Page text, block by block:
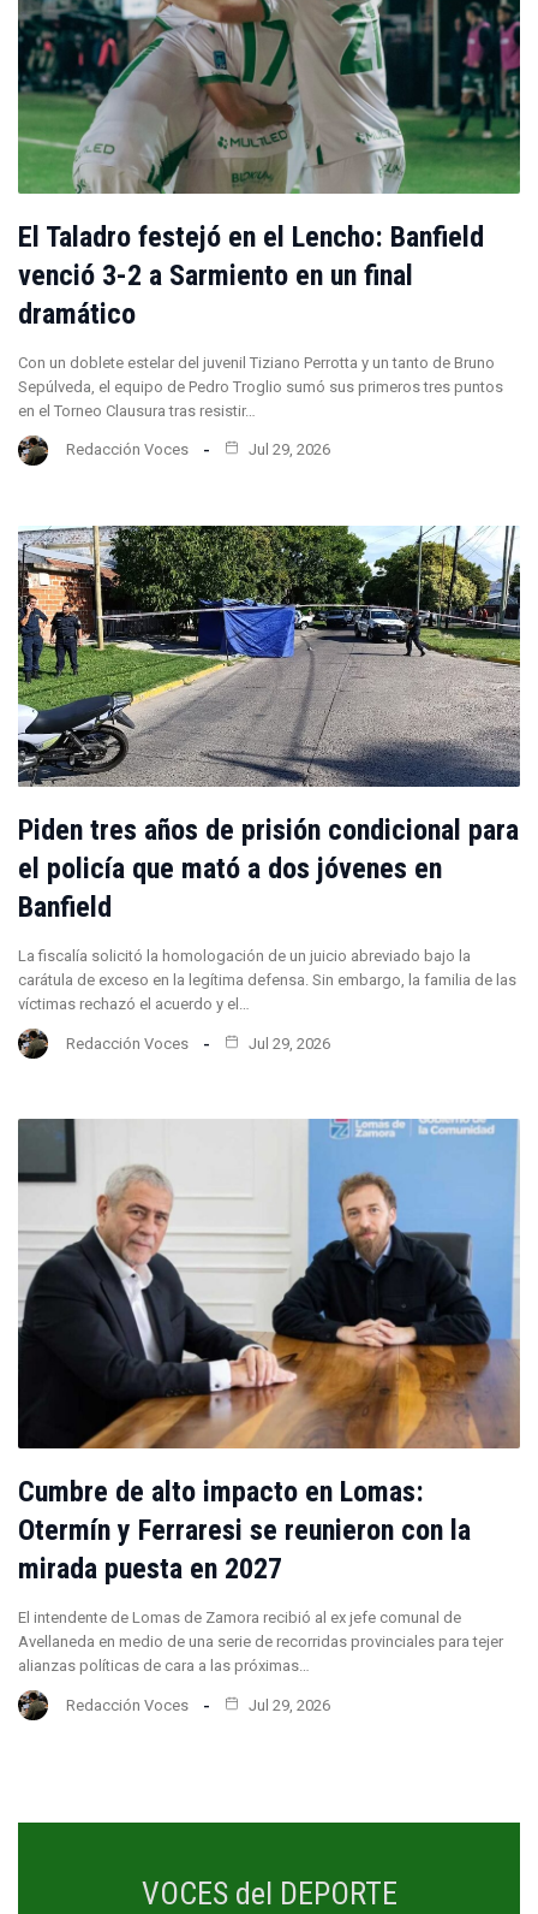
El Taladro festejó en el Lencho: Banfield
venció 3-2 a Sarmiento en un final
dramático
Con un doblete estelar del juvenil Tiziano Perrotta y un tanto de Bruno
Sepúlveda, el equipo de Pedro Troglio sumó sus primeros tres puntos
en el Torneo Clausura tras resistir…
Redacción Voces Jul 29, 2026
Piden tres años de prisión condicional para
el policía que mató a dos jóvenes en
Banfield
La fiscalía solicitó la homologación de un juicio abreviado bajo la
carátula de exceso en la legítima defensa. Sin embargo, la familia de las
víctimas rechazó el acuerdo y el…
Redacción Voces Jul 29, 2026
Cumbre de alto impacto en Lomas:
Otermín y Ferraresi se reunieron con la
mirada puesta en 2027
El intendente de Lomas de Zamora recibió al ex jefe comunal de
Avellaneda en medio de una serie de recorridas provinciales para tejer
alianzas políticas de cara a las próximas…
Redacción Voces Jul 29, 2026
VOCES del DEPORTE